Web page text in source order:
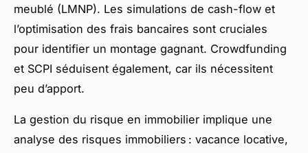
meublé (LMNP). Les simulations de cash-flow et
l’optimisation des frais bancaires sont cruciales
pour identifier un montage gagnant. Crowdfunding
et SCPI séduisent également, car ils nécessitent
peu d’apport.
La gestion du risque en immobilier implique une
analyse des risques immobiliers : vacance locative,